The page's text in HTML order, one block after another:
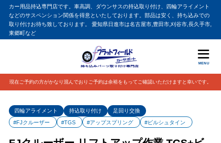
カー用品持込専門店です。車高調、ダウンサスの持込取り付け、四輪アライメント
などのサスペンション関係を得意といたしております。部品は安く、持ち込みでの
取り付けお待ち致しております。 愛知県日進市は名古屋市,豊田市,刈谷市,長久手市,
東郷町など
MENU
現在ご予約の方がかなり混んでおりご予約は余裕をもってご確認いただけますと幸いです。
四輪アライメント 持込取り付け
足回り交換
#FJクルーザー
#TGS #アップスプリング #ビルシュタイン